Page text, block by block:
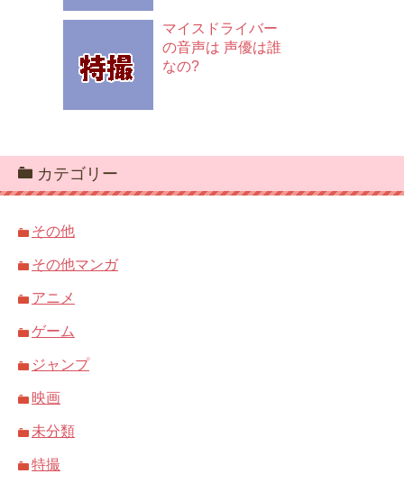
マイスドライバー
の音声は 声優は誰
なの?
カテゴリー
その他
その他マンガ
アニメ
ゲーム
ジャンプ
映画
未分類
特撮